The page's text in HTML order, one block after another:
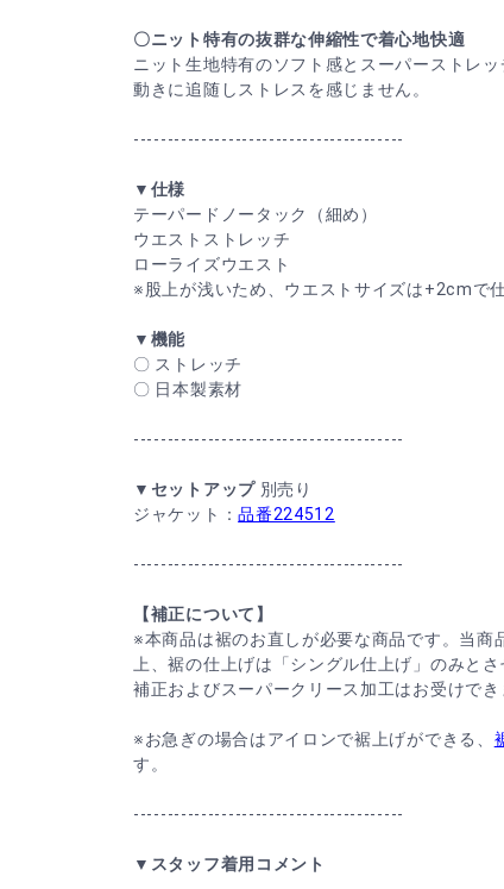
〇ニット特有の抜群な伸縮性で着心地快適
ニット生地特有のソフト感とスーパーストレ
動きに追随しストレスを感じません。
----------------------------------------
▼仕様
テーパードノータック（細め）
ウエストストレッチ
ローライズウエスト
※股上が浅いため、ウエストサイズは+2cmで
▼機能
〇 ストレッチ
〇 日本製素材
----------------------------------------
▼セットアップ別売り
ジャケット：品番224512
----------------------------------------
【補正について】
※本商品は裾のお直しが必要な商品です。当商
上、裾の仕上げは「シングル仕上げ」のみと
補正およびスーパークリース加工はお受けでき
※お急ぎの場合はアイロンで裾上げができる、
す。
----------------------------------------
▼スタッフ着用コメント